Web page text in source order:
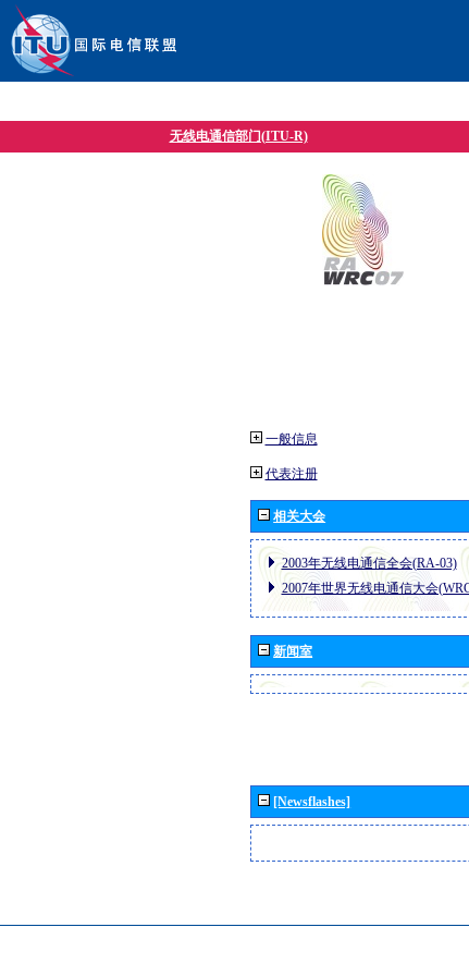
无线电通信部门(ITU-R)
一般信息
代表注册
相关大会
2003年无线电通信全会(RA-03)
2007年世界无线电通信大会
新闻室
[Newsflashes]